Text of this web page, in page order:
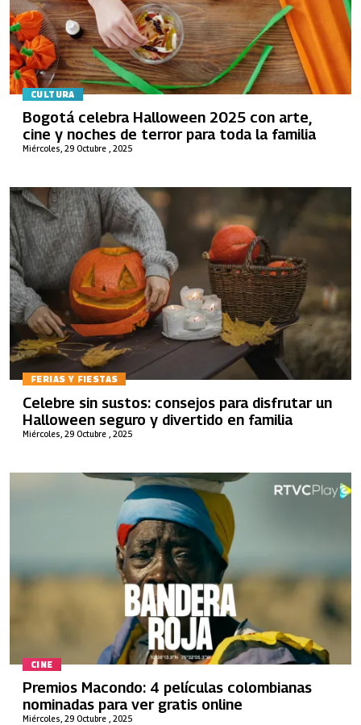
CULTURA
Miércoles, 29 Octubre , 2025
Bogotá celebra Halloween 2025 con arte,
cine y noches de terror para toda la familia
FERIAS Y FIESTAS
Miércoles, 29 Octubre , 2025
Celebre sin sustos: consejos para disfrutar un
Halloween seguro y divertido en familia
CINE
Miércoles, 29 Octubre , 2025
Premios Macondo: 4 películas colombianas
nominadas para ver gratis online